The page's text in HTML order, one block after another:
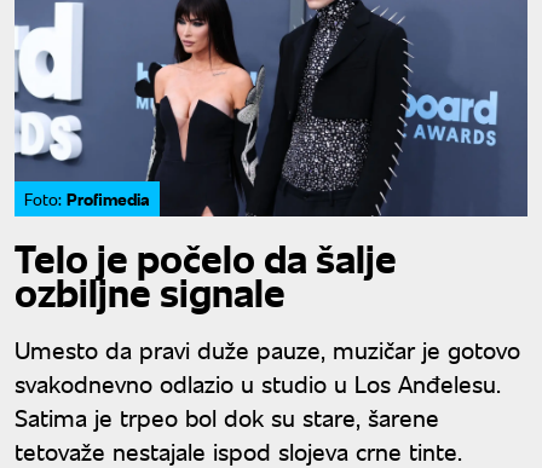
Foto: Profimedia
Telo je počelo da šalje
ozbiljne signale
Umesto da pravi duže pauze, muzičar je gotovo
svakodnevno odlazio u studio u Los Anđelesu.
Satima je trpeo bol dok su stare, šarene
tetovaže nestajale ispod slojeva crne tinte.